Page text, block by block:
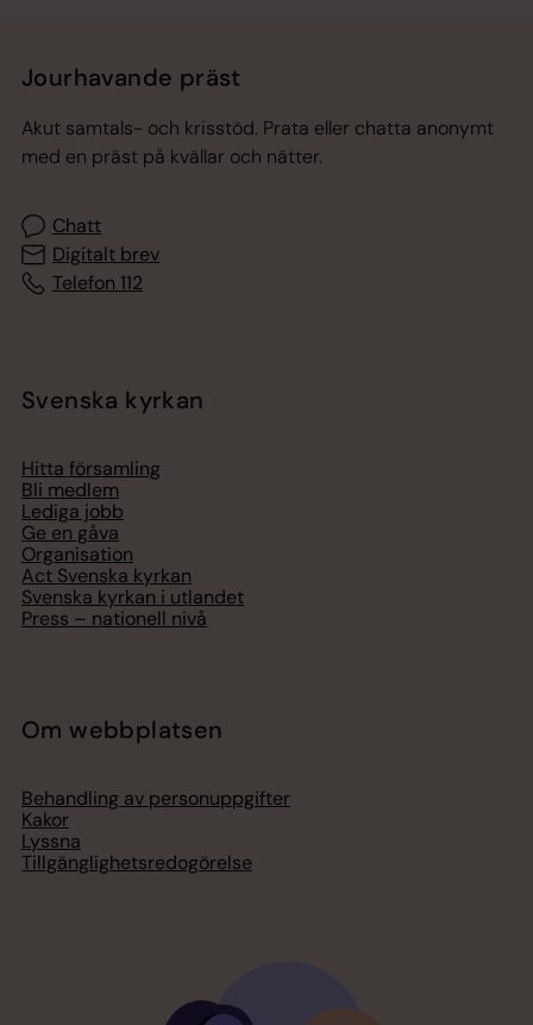
Jourhavande präst
Akut samtals- och krisstöd. Prata eller chatta anonymt
med en präst på kvällar och nätter.
Chatt
Digitalt brev
Telefon 112
Svenska kyrkan
Hitta församling
Bli medlem
Lediga jobb
Ge en gåva
Organisation
Act Svenska kyrkan
Svenska kyrkan i utlandet
Press – nationell nivå
Om webbplatsen
Behandling av personuppgifter
Kakor
Lyssna
Tillgänglighetsredogörelse